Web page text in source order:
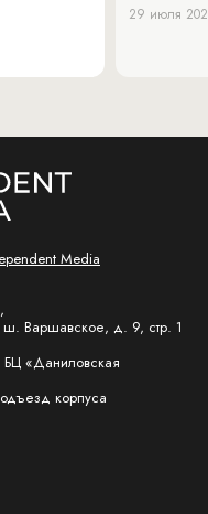
29 июля
Media
ш. Варшавское, д. 9, стр. 1
«Даниловская
корпуса